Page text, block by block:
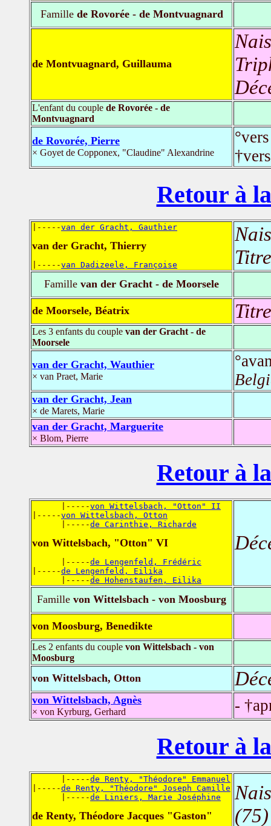
Famillede Rovorée - de Montvuagnard
de Montvuagnard, Guillauma
L'enfant du couple de Rovorée - de
Montvuagnard
de Rovorée, Pierre
× Goyet de Copponex, "Claudine" Alexandrine
Retour à
|-----van der Gracht, Gauthier
van der Gracht, Thierry
|-----van Dadizeele, Françoise
Famille van der Gracht - de Moorsele
de Moorsele, Béatrix
Les 3 enfants du couple van der Gracht - de
Moorsele
van der Gracht, Wauthier
× van Praet, Marie
van der Gracht, Jean
× de Marets, Marie
van der Gracht, Marguerite
× Blom, Pierre
Retour à
      |-----
von Wittelsbach, "Otton" II
|-----von Wittelsbach, Otton
      |-----
de Carinthie, Richarde
von Wittelsbach, "Otton" VI
      |-----
de Lengenfeld, Frédéric
|-----de Lengenfeld, Eilika
      |-----
de Hohenstaufen, Eilika
Famille von Wittelsbach - von Moosburg
von Moosburg, Benedikte
Les 2 enfants du couple von Wittelsbach - von
Moosburg
von Wittelsbach, Otton
von Wittelsbach, Agnès
× von Kyrburg, Gerhard -
Retour à
      |-----
de Renty, "Théodore" Emmanuel
|-----de Renty, "Théodore" Joseph Camille
      |-----
de Liniers, Marie Joséphine
de Renty, Théodore Jacques "Gaston"
(75)